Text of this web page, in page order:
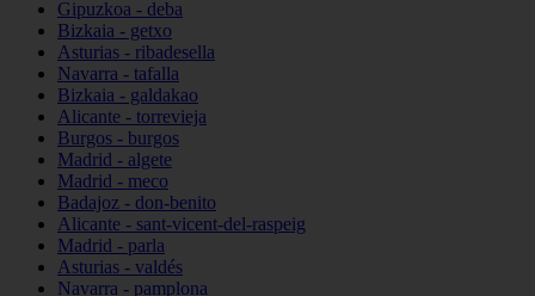
Gipuzkoa - deba
Bizkaia - getxo
Asturias - ribadesella
Navarra - tafalla
Bizkaia - galdakao
Alicante - torrevieja
Burgos - burgos
Madrid - algete
Madrid - meco
Badajoz - don-benito
Alicante - sant-vicent-del-raspeig
Madrid - parla
Asturias - valdés
Navarra - pamplona